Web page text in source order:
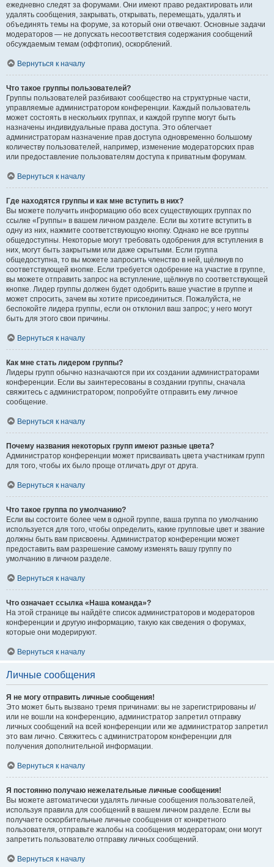
ежедневно следят за форумами. Они имеют право редактировать или
удалять сообщения, закрывать, открывать, перемещать, удалять и
объединять темы на форуме, за который они отвечают. Основные задачи
модераторов — не допускать несоответствия содержания сообщений
обсуждаемым темам (оффтопик), оскорблений.
Вернуться к началу
Что такое группы пользователей?
Группы пользователей разбивают сообщество на структурные части,
управляемые администратором конференции. Каждый пользователь
может состоять в нескольких группах, и каждой группе могут быть
назначены индивидуальные права доступа. Это облегчает
администраторам назначение прав доступа одновременно большому
количеству пользователей, например, изменение модераторских прав
или предоставление пользователям доступа к приватным форумам.
Вернуться к началу
Где находятся группы и как мне вступить в них?
Вы можете получить информацию обо всех существующих группах по
ссылке «Группы» в вашем личном разделе. Если вы хотите вступить в
одну из них, нажмите соответствующую кнопку. Однако не все группы
общедоступны. Некоторые могут требовать одобрения для вступления в
них, могут быть закрытыми или даже скрытыми. Если группа
общедоступна, то вы можете запросить членство в ней, щёлкнув по
соответствующей кнопке. Если требуется одобрение на участие в группе,
вы можете отправить запрос на вступление, щёлкнув по соответствующей
кнопке. Лидер группы должен будет одобрить ваше участие в группе и
может спросить, зачем вы хотите присоединиться. Пожалуйста, не
беспокойте лидера группы, если он отклонил ваш запрос; у него могут
быть для этого свои причины.
Вернуться к началу
Как мне стать лидером группы?
Лидеры групп обычно назначаются при их создании администраторами
конференции. Если вы заинтересованы в создании группы, сначала
свяжитесь с администратором; попробуйте отправить ему личное
сообщение.
Вернуться к началу
Почему названия некоторых групп имеют разные цвета?
Администратор конференции может присваивать цвета участникам групп
для того, чтобы их было проще отличать друг от друга.
Вернуться к началу
Что такое группа по умолчанию?
Если вы состоите более чем в одной группе, ваша группа по умолчанию
используется для того, чтобы определить, какие групповые цвет и звание
должны быть вам присвоены. Администратор конференции может
предоставить вам разрешение самому изменять вашу группу по
умолчанию в личном разделе.
Вернуться к началу
Что означает ссылка «Наша команда»?
На этой странице вы найдёте список администраторов и модераторов
конференции и другую информацию, такую как сведения о форумах,
которые они модерируют.
Вернуться к началу
Личные сообщения
Я не могу отправить личные сообщения!
Это может быть вызвано тремя причинами: вы не зарегистрированы и/
или не вошли на конференцию, администратор запретил отправку
личных сообщений на всей конференции или же администратор запретил
это вам лично. Свяжитесь с администратором конференции для
получения дополнительной информации.
Вернуться к началу
Я постоянно получаю нежелательные личные сообщения!
Вы можете автоматически удалять личные сообщения пользователей,
используя правила для сообщений в вашем личном разделе. Если вы
получаете оскорбительные личные сообщения от конкретного
пользователя, отправьте жалобы на сообщения модераторам; они могут
запретить пользователю отправку личных сообщений.
Вернуться к началу